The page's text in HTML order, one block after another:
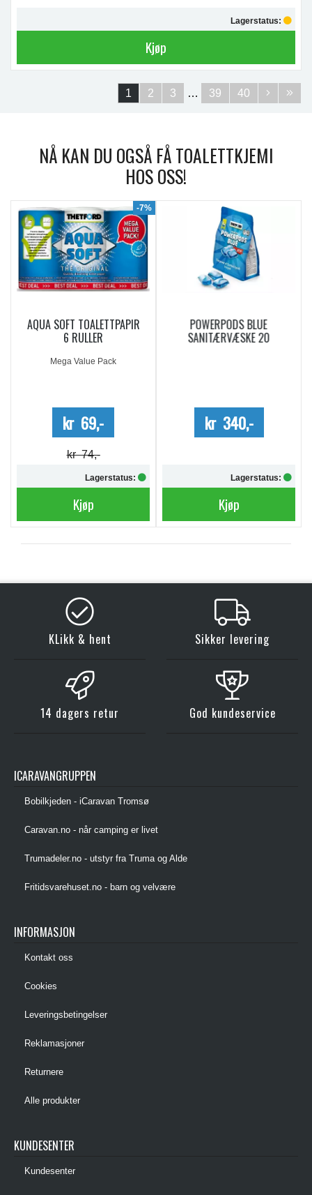
Lagerstatus:
Kjøp
1 2 3 … 39 40
NÅ KAN DU OGSÅ FÅ TOALETTKJEMI
HOS OSS!
-7%
AQUA SOFT TOALETTPAPIR
6 RULLER
Mega Value Pack
kr 69,-
kr 74,-
Lagerstatus:
Kjøp
POWERPODS BLUE
SANITÆRVÆSKE 20
kr 340,-
Lagerstatus:
Kjøp
KLikk & hent Sikker levering
14 dagers retur God kundeservice
ICARAVANGRUPPEN
Bobilkjeden - iCaravan Tromsø
Caravan.no - når camping er livet
Trumadeler.no - utstyr fra Truma og Alde
Fritidsvarehuset.no - barn og velvære
INFORMASJON
Kontakt oss
Cookies
Leveringsbetingelser
Reklamasjoner
Returnere
Alle produkter
KUNDESENTER
Kundesenter